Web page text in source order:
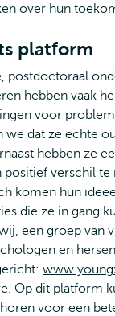
over hun
platform
postdoctoraal
hebben vaak
voor
we dat ze echte
hebben ze
verschil te
komen hun
die ze in gang
een groep van
en
Op dit platform
voor een